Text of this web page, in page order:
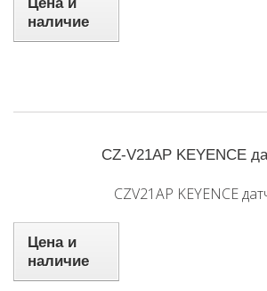
наличие
CZ-V21AP KEYENCE
CZV21AP KEYENCE
Цена и
наличие